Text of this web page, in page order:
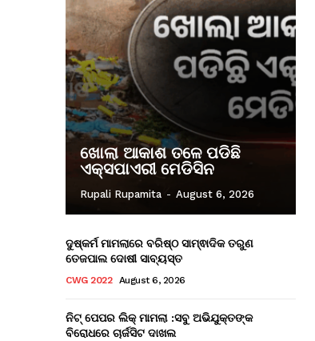
ଖୋଲା ଆକାଶ ତଳେ ପଡିଛି
ଏକ୍ସପାଏରୀ ମେଡିସିନ
Rupali Rupamita - August 6, 2026
ଦୁଷ୍କର୍ମ ମାମଲାରେ ବରିଷ୍ଠ ସାମ୍ଵାଦିକ ତରୁଣ
ତେଜପାଲ ଦୋଷୀ ସାବ୍ୟସ୍ତ
CWG 2022 August 6, 2026
ନିଟ୍ ପେପର ଲିକ୍ ମାମଲା :ସବୁ ଅଭିଯୁକ୍ତଙ୍କ
ବିରୋଧରେ ଚାର୍ଜସିଟ ଦାଖଲ